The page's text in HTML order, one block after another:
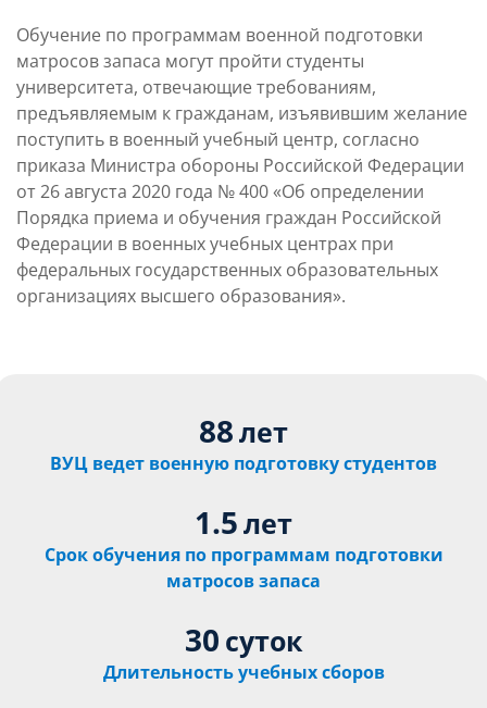
Обучение по программам военной подготовки
матросов запаса могут пройти студенты
университета, отвечающие требованиям,
предъявляемым к гражданам, изъявившим желание
поступить в военный учебный центр, согласно
приказа Министра обороны Российской Федерации
от 26 августа 2020 года № 400 «Об определении
Порядка приема и обучения граждан Российской
Федерации в военных учебных центрах при
федеральных государственных образовательных
организациях высшего образования».
88лет
ВУЦ ведет военную подготовку студентов
1.5лет
Срок обучения по программам подготовки
матросов запаса
30 суток
Длительность учебных сборов